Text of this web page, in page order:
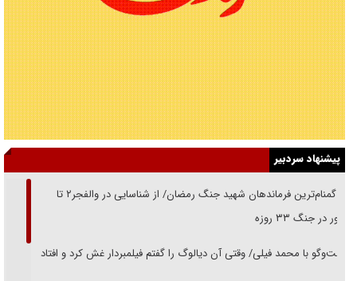
پیشنهاد سردبیر
از گمنام‌ترین فرماندهان شهید جنگ رمضان/ از شناسایی در والفجر۲ تا
حضور در جنگ ۳۳ روزه
گفت‌وگو با محمد فیلی/ وقتی آن دیالوگ را گفتم فیلمبردار غش کرد و افتاد